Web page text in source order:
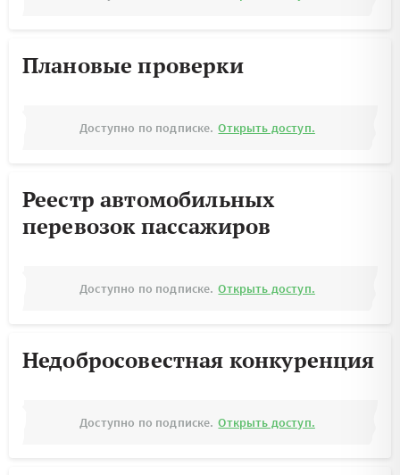
Плановые проверки
Доступно по подписке. Открыть доступ.
Реестр автомобильных
перевозок пассажиров
Доступно по подписке. Открыть доступ.
Недобросовестная конкуренция
Доступно по подписке. Открыть доступ.